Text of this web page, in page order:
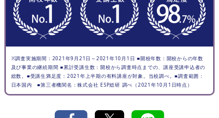
※調査実施期間：2021年9月21日～2021年10月1日 ■開校年数：開校からの年数
及び事業の継続期間 ■累計受講生数：開校から調査時点までの、講座受講申込者の
総数。■受講生満足度：2021年上半期の有料講座が対象。当校調べ。■調査範囲：
日本国内 ■第三者機関名：株式会社 ESP総研 調べ（2021年10月1日時点）